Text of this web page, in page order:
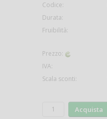
Codice:
Durata:
Fruibilità:
Prezzo:
IVA:
Scala sconti:
Acquista